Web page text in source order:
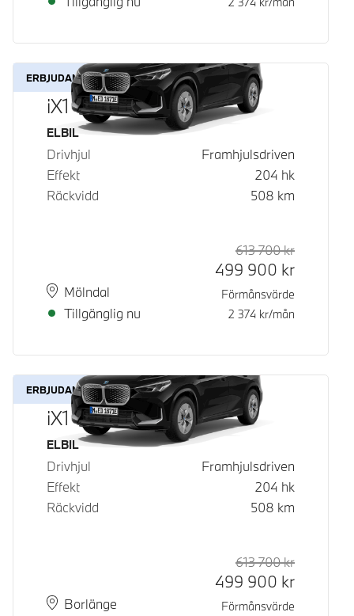
ERBJUDANDE
iX1 eDrive20
Bränsle
ELBIL
Drivhjul
Framhjulsdriven
Effekt
204 hk
Räckvidd
508 km
PlatsMölndal
Leveranstid
Tillgänglig nu
Rek. ord
613 700kr
499 900 kr
Förmånsvärde
2 374 kr/mån
ERBJUDANDE
iX1 eDrive20
Bränsle
ELBIL
Drivhjul
Framhjulsdriven
Effekt
204 hk
Räckvidd
508 km
PlatsBorlänge
Leveranstid
Rek. ord
613 700kr
499 900 kr
Förmånsvärde